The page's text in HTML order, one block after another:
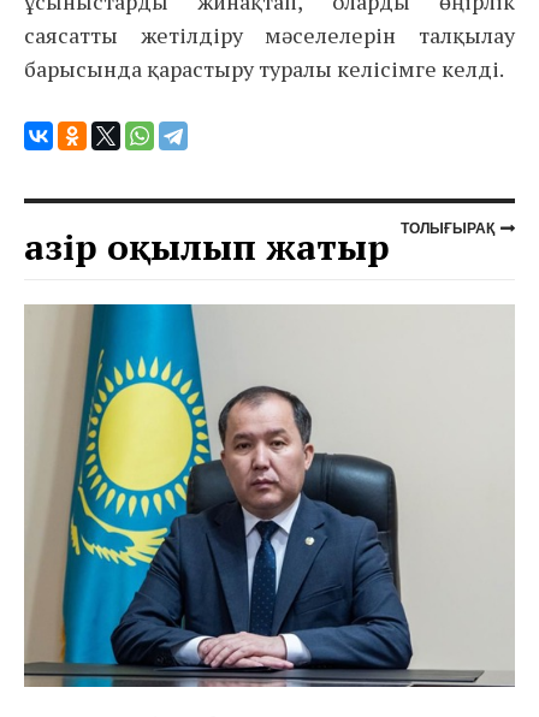
саясатты жетілдіру мәселелерін талқылау
барысында қарастыру туралы келісімге келді.
Қазір оқылып жатыр ТОЛЫҒЫРАҚ